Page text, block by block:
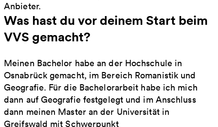
Anbieter.
Was hast du vor deinem Start beim
VVS gemacht?
Meinen Bachelor habe an der Hochschule in
Osnabrück gemacht, im Bereich Romanistik und
Geografie. Für die Bachelorarbeit habe ich mich
dann auf Geografie festgelegt und im Anschluss
dann meinen Master an der Universität in
Greifswald mit Schwerpunkt